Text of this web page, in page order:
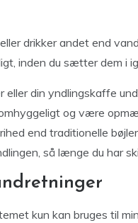
drikker andet end
inden du sætter dem i
din yndlingskaffe
og være
end traditionelle
så længe du har
kun kan bruges til